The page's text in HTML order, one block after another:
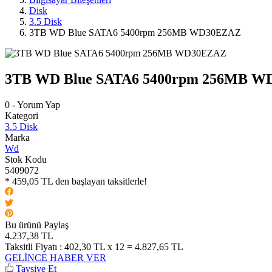
Disk
3.5 Disk
3TB WD Blue SATA6 5400rpm 256MB WD30EZAZ
3TB WD Blue SATA6 5400rpm 256MB
0 - Yorum Yap
Kategori
3.5 Disk
Marka
Wd
Stok Kodu
5409072
* 459,05 TL den başlayan taksitlerle!
Bu ürünü Paylaş
4.237,38 TL
Taksitli Fiyatı : 402,30 TL x 12 = 4.827,65 TL
GELİNCE HABER VER
Tavsiye Et